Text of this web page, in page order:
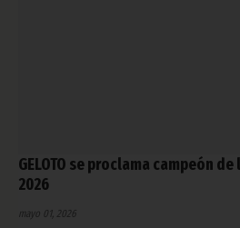
GELOTO se proclama campeón
2026
mayo 01, 2026